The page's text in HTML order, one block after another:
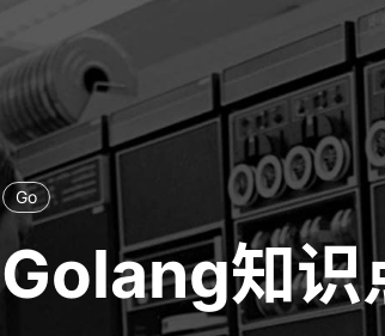
Go
Golang知识